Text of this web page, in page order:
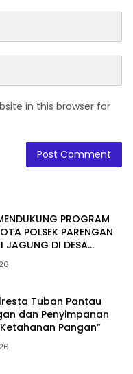
in this browser for
PROGRAM
POLSEK PARENGAN
JAGUNG DI DESA
DUKUNG KETAHANAN
Tuban Pantau
dan Penyimpanan
Pangan”